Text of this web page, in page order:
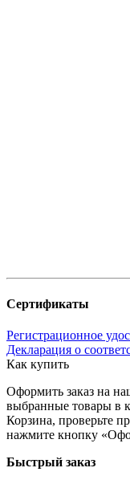
Сертификаты
Регистрационное
Декларация о
Как купить
Оформить заказ на
выбранные товары в
Корзина, проверьте
нажмите кнопку
Быстрый заказ